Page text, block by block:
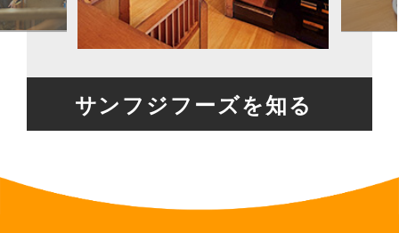
サンフジフーズを知る